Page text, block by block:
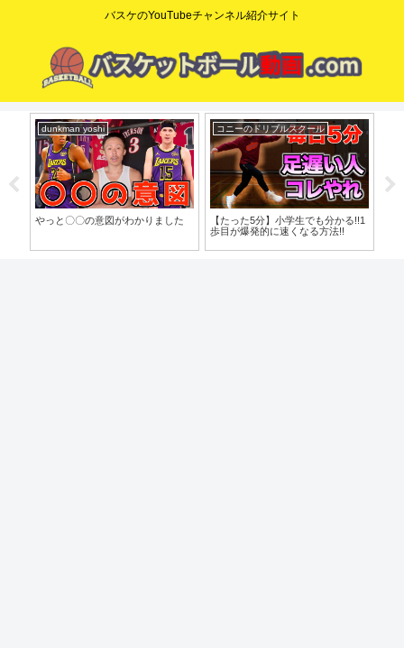
バスケのYouTubeチャンネル紹介サイト
dunkman yoshi
やっと〇〇の意図がわかりました
コニーのドリブルスクール
【たった5分】小学生でも分かる!!1
歩目が爆発的に速くなる方法!!